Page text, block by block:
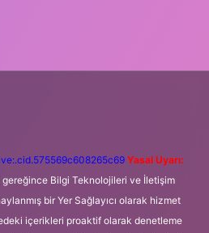
Yasal Uyarı:
gereğince Bilgi Teknolojileri ve İletişim
bir Yer Sağlayıcı olarak hizmet
içerikleri proaktif olarak denetleme